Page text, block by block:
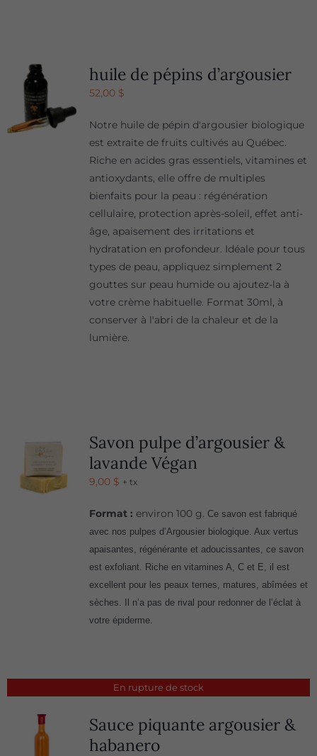
huile de pépins d’argousier
52,00 $
Notre huile de pépin d'argousier biologique
est extraite de fruits cultivés au Québec.
Riche en acides gras essentiels, vitamines et
antioxydants, elle offre de multiples
bienfaits pour la peau : régénération
cellulaire, protection après-soleil, effet anti-
âge, apaisement des irritations et
hydratation en profondeur. Idéale pour tous
types de peau, appliquez simplement 2
gouttes sur peau humide ou ajoutez-la à
votre crème habituelle. Format 30ml, à
conserver à l'abri de la chaleur et de la
lumière.
Savon pulpe d’argousier &
lavande Végan
9,00 $ + tx
Format : environ 100 g. Ce savon est fabriqué
avec nos pulpes d’Argousier biologique. Aux vertus
apaisantes, régénérante et adoucissantes, ce savon
est exfoliant. Riche en vitamines A, C et E, il est
excellent pour les peaux ternes, matures, abîmées et
sèches. Il n’a pas de rival pour redonner de l’éclat à
votre épiderme.
En rupture de stock
Sauce piquante argousier &
habanero